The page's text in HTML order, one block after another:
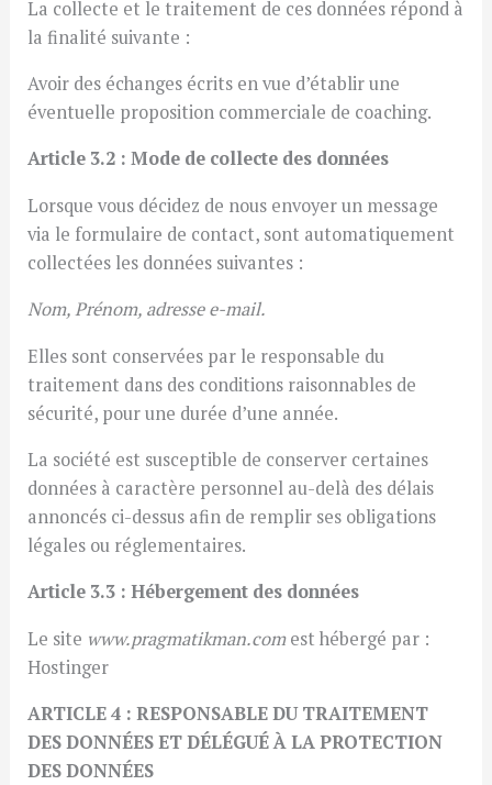
La collecte et le traitement de ces données répond à
la finalité suivante :
Avoir des échanges écrits en vue d’établir une
éventuelle proposition commerciale de coaching.
Article 3.2 : Mode de collecte des données
Lorsque vous décidez de nous envoyer un message
via le formulaire de contact, sont automatiquement
collectées les données suivantes :
Nom, Prénom, adresse e-mail.
Elles sont conservées par le responsable du
traitement dans des conditions raisonnables de
sécurité, pour une durée d’une année.
La société est susceptible de conserver certaines
données à caractère personnel au-delà des délais
annoncés ci-dessus afin de remplir ses obligations
légales ou réglementaires.
Article 3.3 : Hébergement des données
Le site www.pragmatikman.comest hébergé par :
Hostinger
ARTICLE 4 : RESPONSABLE DU TRAITEMENT
DES DONNÉES ET DÉLÉGUÉ À LA PROTECTION
DES DONNÉES